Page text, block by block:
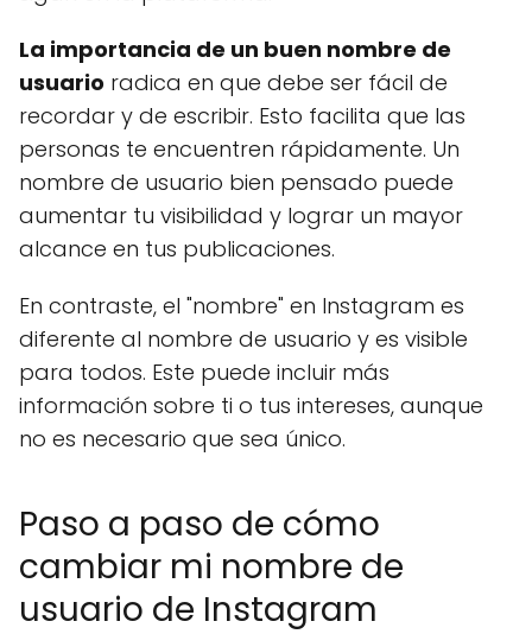
La importancia de un buen nombre de
usuario radica en que debe ser fácil de
recordar y de escribir. Esto facilita que las
personas te encuentren rápidamente. Un
nombre de usuario bien pensado puede
aumentar tu visibilidad y lograr un mayor
alcance en tus publicaciones.
En contraste, el "nombre" en Instagram es
diferente al nombre de usuario y es visible
para todos. Este puede incluir más
información sobre ti o tus intereses, aunque
no es necesario que sea único.
Paso a paso de cómo
cambiar mi nombre de
usuario de Instagram